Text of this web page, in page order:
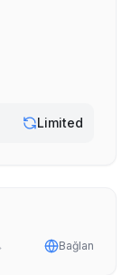
Limited
Bağlan